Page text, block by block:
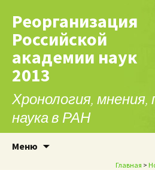
Реорганизация
Российской
академии наук
2013
Хронология,
наука в РАН
Меню
Главная >